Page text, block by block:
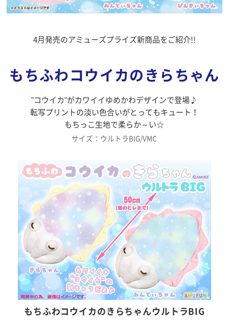
4月発売のアミューズプライズ新商品をご紹介!!
もちふわコウイカのきらちゃん
"コウイカ"がカワイイゆめかわデザインで登場♪
転写プリントの淡い色合いがとってもキュート！
もちっこ生地で柔らか～い☆
サイズ：ウルトラBIG/VMC
もちふわコウイカのきらちゃんウルトラBIG